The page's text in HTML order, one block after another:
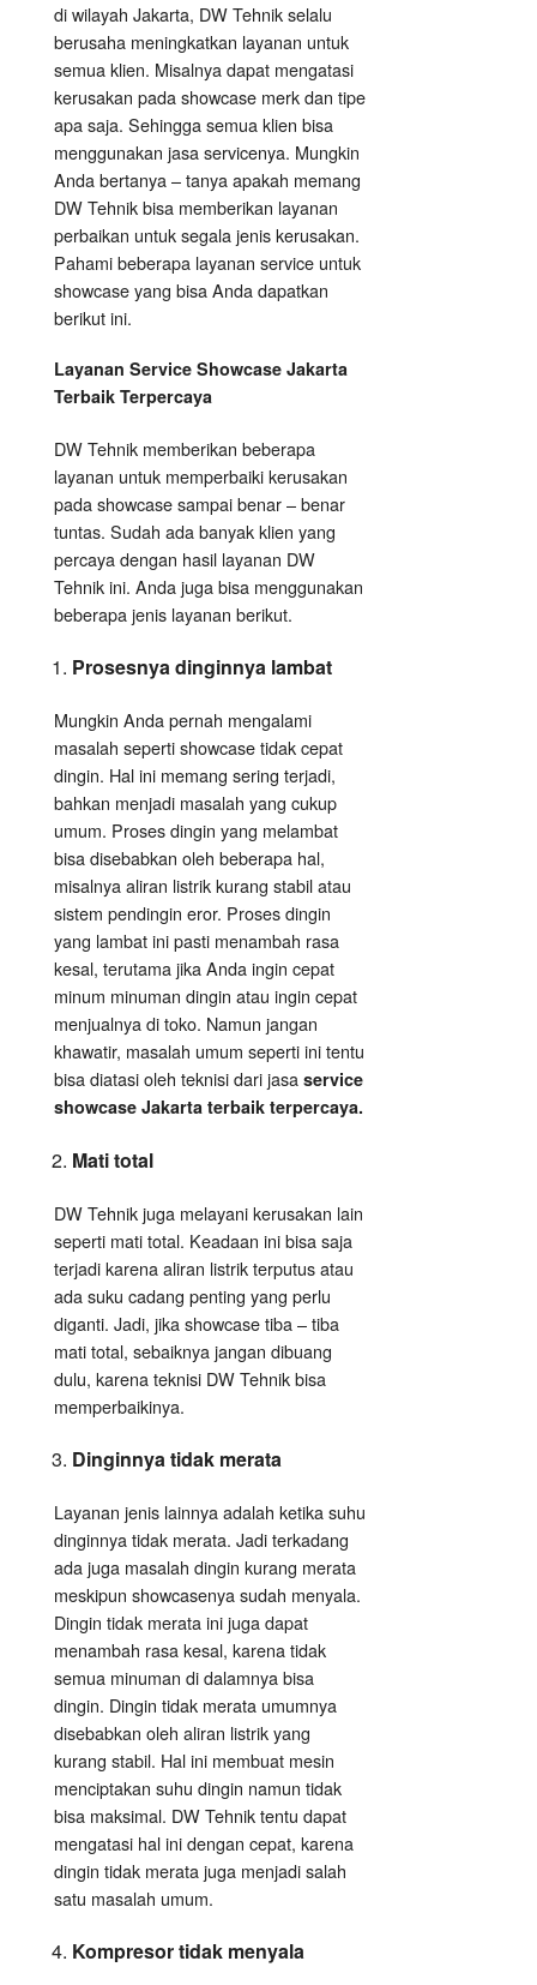
di wilayah Jakarta, DW Tehnik selalu
berusaha meningkatkan layanan untuk
semua klien. Misalnya dapat mengatasi
kerusakan pada showcase merk dan tipe
apa saja. Sehingga semua klien bisa
menggunakan jasa servicenya. Mungkin
Anda bertanya – tanya apakah memang
DW Tehnik bisa memberikan layanan
perbaikan untuk segala jenis kerusakan.
Pahami beberapa layanan service untuk
showcase yang bisa Anda dapatkan
berikut ini.
Layanan Service Showcase Jakarta
Terbaik Terpercaya
DW Tehnik memberikan beberapa
layanan untuk memperbaiki kerusakan
pada showcase sampai benar – benar
tuntas. Sudah ada banyak klien yang
percaya dengan hasil layanan DW
Tehnik ini. Anda juga bisa menggunakan
beberapa jenis layanan berikut.
Prosesnya dinginnya lambat
Mungkin Anda pernah mengalami
masalah seperti showcase tidak cepat
dingin. Hal ini memang sering terjadi,
bahkan menjadi masalah yang cukup
umum. Proses dingin yang melambat
bisa disebabkan oleh beberapa hal,
misalnya aliran listrik kurang stabil atau
sistem pendingin eror. Proses dingin
yang lambat ini pasti menambah rasa
kesal, terutama jika Anda ingin cepat
minum minuman dingin atau ingin cepat
menjualnya di toko. Namun jangan
khawatir, masalah umum seperti ini tentu
bisa diatasi oleh teknisi dari jasa service
showcase Jakarta terbaik terpercaya.
Mati total
DW Tehnik juga melayani kerusakan lain
seperti mati total. Keadaan ini bisa saja
terjadi karena aliran listrik terputus atau
ada suku cadang penting yang perlu
diganti. Jadi, jika showcase tiba – tiba
mati total, sebaiknya jangan dibuang
dulu, karena teknisi DW Tehnik bisa
memperbaikinya.
Dinginnya tidak merata
Layanan jenis lainnya adalah ketika suhu
dinginnya tidak merata. Jadi terkadang
ada juga masalah dingin kurang merata
meskipun showcasenya sudah menyala.
Dingin tidak merata ini juga dapat
menambah rasa kesal, karena tidak
semua minuman di dalamnya bisa
dingin. Dingin tidak merata umumnya
disebabkan oleh aliran listrik yang
kurang stabil. Hal ini membuat mesin
menciptakan suhu dingin namun tidak
bisa maksimal. DW Tehnik tentu dapat
mengatasi hal ini dengan cepat, karena
dingin tidak merata juga menjadi salah
satu masalah umum.
Kompresor tidak menyala